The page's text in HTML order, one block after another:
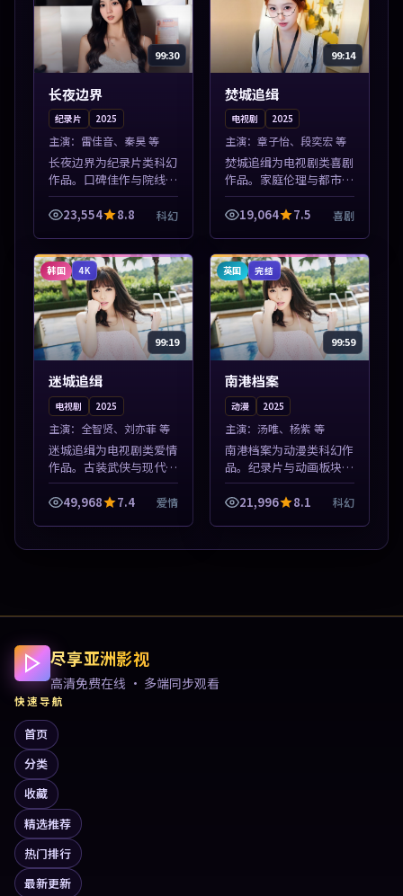
99:30
长夜边界
纪录片 2025
主演： 雷佳音、秦昊 等
长夜边界为纪录片类科幻
作品。口碑佳作与院线热
映精选，高清免费在线资
源，多端适配随时观看。
得加入片单。
23,554 8.8 科幻
99:14
焚城追缉
电视剧 2025
主演： 章子怡、段奕宏 等
焚城追缉为电视剧类喜剧
作品。家庭伦理与都市励
志题材丰富，高清免费在
线播放，适合全年龄段观
凑，值得加入片...
19,064 7.5 喜剧
韩国 4K
99:19
迷城追缉
电视剧 2025
主演： 全智贤、刘亦菲 等
迷城追缉为电视剧类爱情
作品。古装武侠与现代谍
战兼备，热播剧集连更，
精彩片花与正片同样清
凑，值得加入片单...
49,968 7.4 爱情
英国 完结
99:59
南港档案
动漫 2025
主演： 汤唯、杨紫 等
南港档案为动漫类科幻作
品。纪录片与动画板块同
步更新，亚洲影视一站式
导览，支持关键词检索片
凑，值得加入片...
21,996 8.1 科幻
尽享亚洲影视
高清免费在线 · 多端同步观看
快速导航
首页
分类
收藏
精选推荐
热门排行
最新更新